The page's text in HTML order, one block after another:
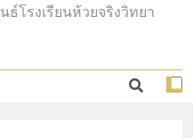
ธ์โรงเรียนห้วยจริงวิทยา